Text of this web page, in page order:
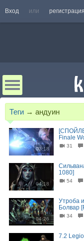
Вход или регистрация
Теги → андуин
03:18
Finale
31
04:18
1080]
54
04:26
Утроба
Болвар
34
7.2